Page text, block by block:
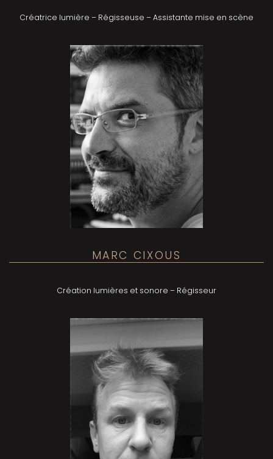
Créatrice lumière – Régisseuse – Assistante mise en scène
MARC CIXOUS
Création lumières et sonore – Régisseur